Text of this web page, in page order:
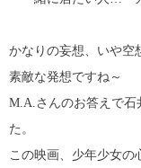
かなりの妄想、いや空
素敵な発想ですね～
M.A.さんのお答えで石
た。
この映画、少年少女の